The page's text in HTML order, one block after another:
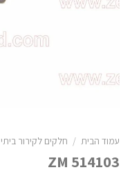
עמוד הבית / חלקים לקירור ביתי
ZM 514103